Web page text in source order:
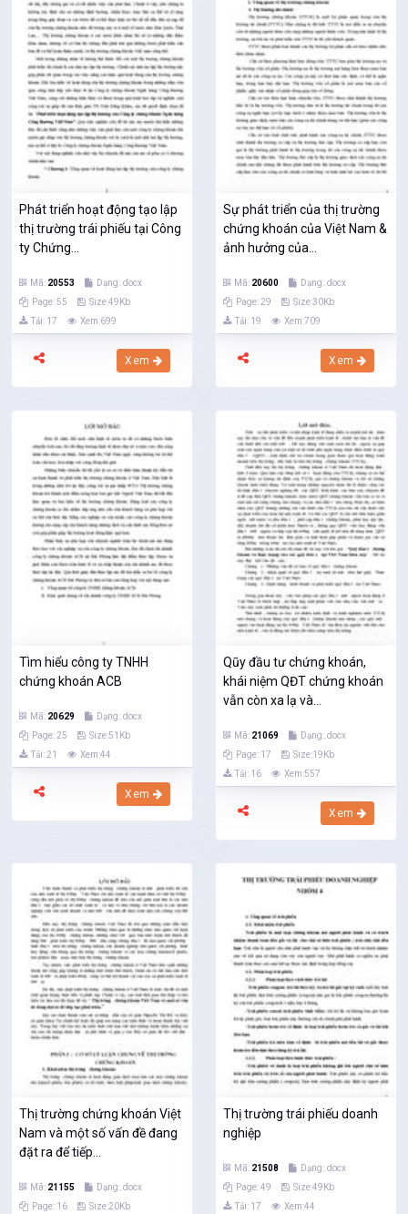
Phát triển hoạt động tạo lập
thị trường trái phiếu tại Công
ty Chứng...
Mã: 20553
Dạng:.docx
Page: 55
Size:49Kb
Tải: 17
Xem:699
Xem
Sự phát triển của thị trường
chứng khoán của Việt Nam &
ảnh hưởng của...
Mã: 20600
Dạng:.docx
Page: 29
Size:30Kb
Tải: 19
Xem:709
Xem
Tìm hiểu công ty TNHH
chứng khoán ACB
Mã: 20629
Dạng:.docx
Page: 25
Size:51Kb
Tải: 21
Xem:44
Xem
Qũy đầu tư chứng khoán,
khái niệm QĐT chứng khoán
vẫn còn xa lạ và...
Mã: 21069
Dạng:.docx
Page: 17
Size:19Kb
Tải: 16
Xem:557
Xem
Thị trường chứng khoán Việt
Nam và một số vấn đề đang
đặt ra để tiếp...
Mã: 21155
Dạng:.docx
Page: 16
Size:20Kb
Thị trường trái phiếu doanh
nghiệp
Mã: 21508
Dạng:.docx
Page: 49
Size:49Kb
Tải: 17
Xem:44